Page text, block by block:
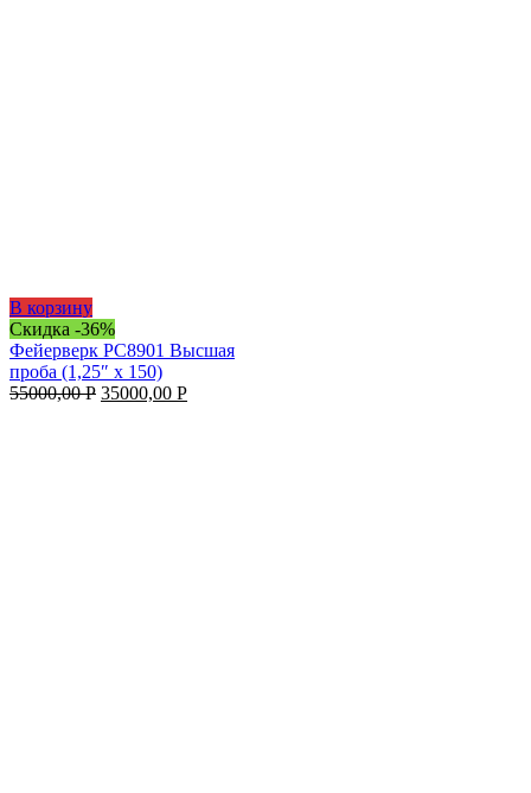
В корзину
Скидка -36%
Фейерверк РС8901 Высшая
проба (1,25″ х 150)
55000,00Р 35000,00 Р